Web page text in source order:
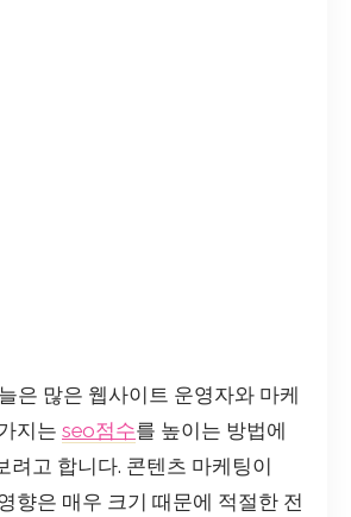
은 많은 웹사이트 운영자와 마케
지는 seo점수를 높이는 방법에
려고 합니다. 콘텐츠 마케팅이
향은 매우 크기 때문에 적절한 전